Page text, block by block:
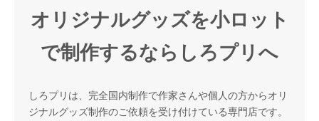
オリジナルグッズを小ロット
で制作するならしろプリへ
しろプリは、完全国内制作で作家さんや個人の方からオリ
ジナルグッズ制作のご依頼を受け付けている専門店です。